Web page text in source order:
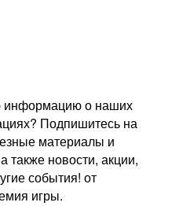
информацию о наших
Подпишитесь на
материалы и
также новости, акции,
события! от
игры.